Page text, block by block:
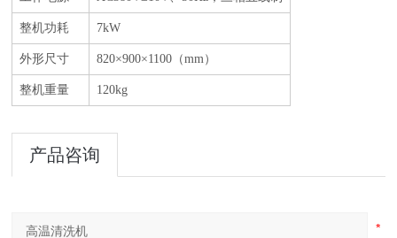
整机功耗 7kW
外形尺寸 820×900×1100（mm）
整机重量 120kg
产品咨询